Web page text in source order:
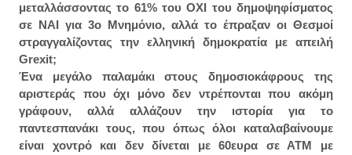
μεταλλάσσοντας το 61% του ΟΧΙ του δημοψηφίσματος
σε ΝΑΙ για 3ο Μνημόνιο, αλλά το έπραξαν οι Θεσμοί
στραγγαλίζοντας την ελληνική δημοκρατία με απειλή
Grexit;
Ένα μεγάλο παλαμάκι στους δημοσιοκάφρους της
αριστεράς που όχι μόνο δεν ντρέπονται που ακόμη
γράφουν, αλλά αλλάζουν την ιστορία για το
παντεσπανάκι τους, που όπως όλοι καταλαβαίνουμε
είναι χοντρό και δεν δίνεται με 60ευρα σε ΑΤΜ με